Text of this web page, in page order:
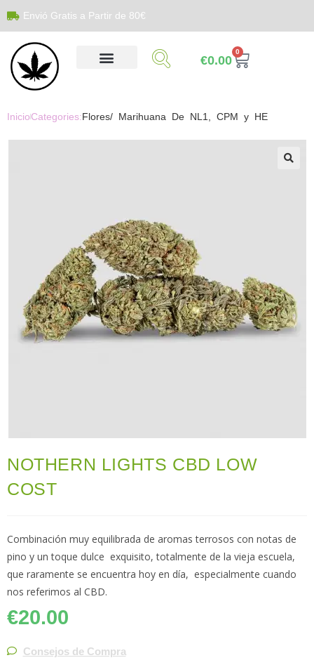
Envió Gratis a Partir de 80€
€0.00
0
InicioCategories:Flores/ Marihuana De NL1, CPM y HE
NOTHERN LIGHTS CBD LOW
COST
Combinación muy equilibrada de aromas terrosos con notas de
pino y un toque dulce exquisito, totalmente de la vieja escuela,
que raramente se encuentra hoy en día, especialmente cuando
nos referimos al CBD.
€20.00
Consejos de Compra